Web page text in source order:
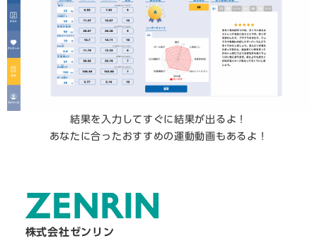
​結果を入力してすぐに結果が出るよ！
あなたに合ったおすすめの運動動画もあるよ！
​株式会社ゼンリン